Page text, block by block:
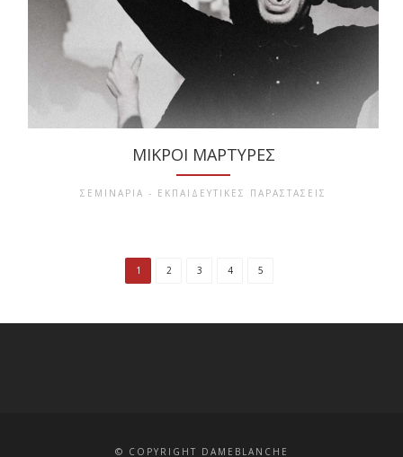
ΜΙΚΡΟΊ ΜΆΡΤΥΡΕΣ
ΣΕΜΙΝΑΡΙΑ - ΕΚΠΑΙΔΕΥΤΙΚΕΣ ΠΑΡΑΣΤΑΣΕΙΣ
1 2 3 4 5
© COPYRIGHT DAMEBLANCHE